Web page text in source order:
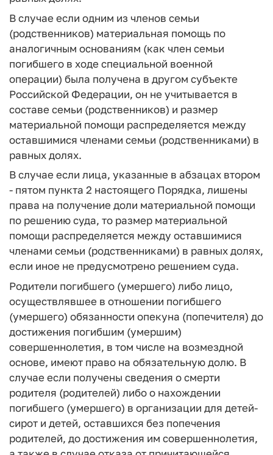
В случае если одним из членов семьи
(родственников) материальная помощь по
аналогичным основаниям (как член семьи
погибшего в ходе специальной военной
операции) была получена в другом субъекте
Российской Федерации, он не учитывается в
составе семьи (родственников) и размер
материальной помощи распределяется между
оставшимися членами семьи (родственниками) в
равных долях.
В случае если лица, указанные в абзацах втором
- пятом пункта 2 настоящего Порядка, лишены
права на получение доли материальной помощи
по решению суда, то размер материальной
помощи распределяется между оставшимися
членами семьи (родственниками) в равных долях,
если иное не предусмотрено решением суда.
Родители погибшего (умершего) либо лицо,
осуществлявшее в отношении погибшего
(умершего) обязанности опекуна (попечителя) до
достижения погибшим (умершим)
совершеннолетия, в том числе на возмездной
основе, имеют право на обязательную долю. В
случае если получены сведения о смерти
родителя (родителей) либо о нахождении
погибшего (умершего) в организации для детей-
сирот и детей, оставшихся без попечения
родителей, до достижения им совершеннолетия,